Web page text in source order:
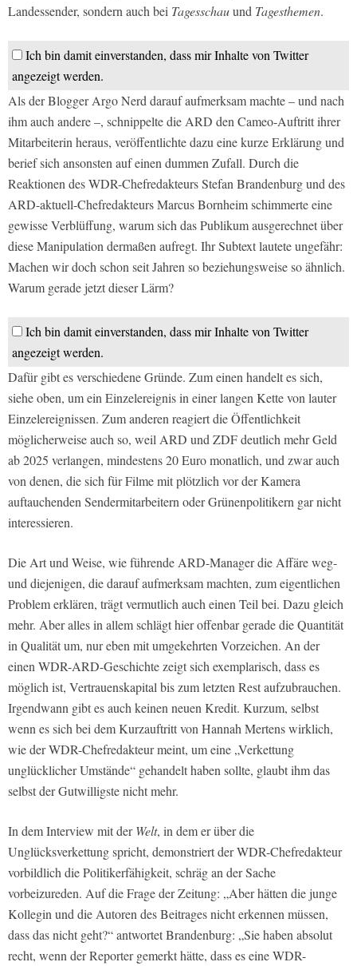
Landessender, sondern auch bei Tagesschauund Tagesthemen.
Ich bin damit einverstanden, dass mir Inhalte von Twitter
angezeigt werden.
Als der Blogger Argo Nerd darauf aufmerksam machte – und nach
ihm auch andere –, schnippelte die ARD den Cameo-Auftritt ihrer
Mitarbeiterin heraus, veröffentlichte dazu eine kurze Erklärung und
berief sich ansonsten auf einen dummen Zufall. Durch die
Reaktionen des WDR-Chefredakteurs Stefan Brandenburg und des
ARD-aktuell-Chefredakteurs Marcus Bornheim schimmerte eine
gewisse Verblüffung, warum sich das Publikum ausgerechnet über
diese Manipulation dermaßen aufregt. Ihr Subtext lautete ungefähr:
Machen wir doch schon seit Jahren so beziehungsweise so ähnlich.
Warum gerade jetzt dieser Lärm?
Ich bin damit einverstanden, dass mir Inhalte von Twitter
angezeigt werden.
Dafür gibt es verschiedene Gründe. Zum einen handelt es sich,
siehe oben, um ein Einzelereignis in einer langen Kette von lauter
Einzelereignissen. Zum anderen reagiert die Öffentlichkeit
möglicherweise auch so, weil ARD und ZDF deutlich mehr Geld
ab 2025 verlangen, mindestens 20 Euro monatlich, und zwar auch
von denen, die sich für Filme mit plötzlich vor der Kamera
auftauchenden Sendermitarbeitern oder Grünenpolitikern gar nicht
interessieren.
Die Art und Weise, wie führende ARD-Manager die Affäre weg-
und diejenigen, die darauf aufmerksam machten, zum eigentlichen
Problem erklären, trägt vermutlich auch einen Teil bei. Dazu gleich
mehr. Aber alles in allem schlägt hier offenbar gerade die Quantität
in Qualität um, nur eben mit umgekehrten Vorzeichen. An der
einen WDR-ARD-Geschichte zeigt sich exemplarisch, dass es
möglich ist, Vertrauenskapital bis zum letzten Rest aufzubrauchen.
Irgendwann gibt es auch keinen neuen Kredit. Kurzum, selbst
wenn es sich bei dem Kurzauftritt von Hannah Mertens wirklich,
wie der WDR-Chefredakteur meint, um eine „Verkettung
unglücklicher Umstände“ gehandelt haben sollte, glaubt ihm das
selbst der Gutwilligste nicht mehr.
In dem Interview mit derWelt, in dem er über die
Unglücksverkettung spricht, demonstriert der WDR-Chefredakteur
vorbildlich die Politikerfähigkeit, schräg an der Sache
vorbeizureden. Auf die Frage der Zeitung: „Aber hätten die junge
Kollegin und die Autoren des Beitrages nicht erkennen müssen,
dass das nicht geht?“ antwortet Brandenburg: „Sie haben absolut
recht, wenn der Reporter gemerkt hätte, dass es eine WDR-